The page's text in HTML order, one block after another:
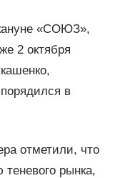
«СОЮЗ»,
2 октября
в
отметили, что
рынка,